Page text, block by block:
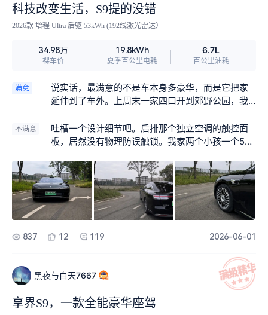
科技改变生活，S9提的没错
2026款 增程 Ultra 后驱 53kWh (192线激光雷达）
34.98万
裸车价
19.8kWh
夏季百公里电耗
6.7L
百公里油耗
满意
说实话，最满意的不是车本身多豪华，而是它把家
延伸到了车外。上周末一家四口开到郊野公园，我
那边烤鸡翅，我这边手冲咖啡，两个孩子在不远处
草地上追着玩，大人不用手忙脚乱地生火或者找插
机充充电，现在增程车电池大，烤盘烤了一个多小
时还有余电，那种在户外也能随时煮咖啡、热饭的
从容感，确实让人挺上头。孩子玩累了直接上车吹
空调睡觉，幸福感真的是从车里延伸到了车外。
不满意
吐槽一个设计细节吧。后排那个独立空调的触控面
板，居然没有物理防误触锁。我家两个小孩一个5岁
不小心就顶到面板上，系统立刻把风量调到最大，
前排瞬间狂风大作，吹得我头发都立起来。我只好
一边开车一边回头喊“别碰那个板子”，或者腾出手去
中控屏把后排空调锁掉。如果能加一个儿童锁止逻
辑，或者改成实体按键旋钮，会省心很多。
837 12 119 2026-06-01
黑夜与白天7667
享界S9，一款全能豪华座驾